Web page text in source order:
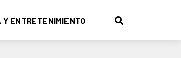
Y ENTRETENIMIENTO